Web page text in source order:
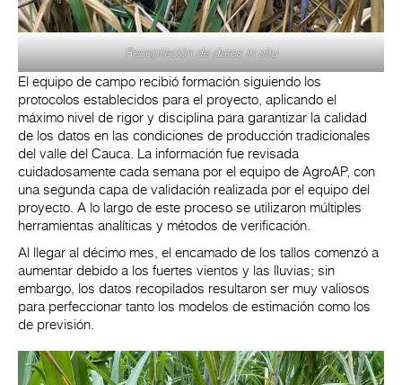
Recopilación de datos in situ
El equipo de campo recibió formación siguiendo los
protocolos establecidos para el proyecto, aplicando el
máximo nivel de rigor y disciplina para garantizar la calidad
de los datos en las condiciones de producción tradicionales
del valle del Cauca. La información fue revisada
cuidadosamente cada semana por el equipo de AgroAP, con
una segunda capa de validación realizada por el equipo del
proyecto. A lo largo de este proceso se utilizaron múltiples
herramientas analíticas y métodos de verificación.
Al llegar al décimo mes, el encamado de los tallos comenzó a
aumentar debido a los fuertes vientos y las lluvias; sin
embargo, los datos recopilados resultaron ser muy valiosos
para perfeccionar tanto los modelos de estimación como los
de previsión.